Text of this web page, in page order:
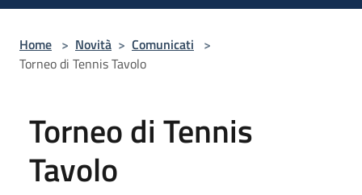
Home > Novità > Comunicati >
Torneo di Tennis Tavolo
Torneo di Tennis
Tavolo